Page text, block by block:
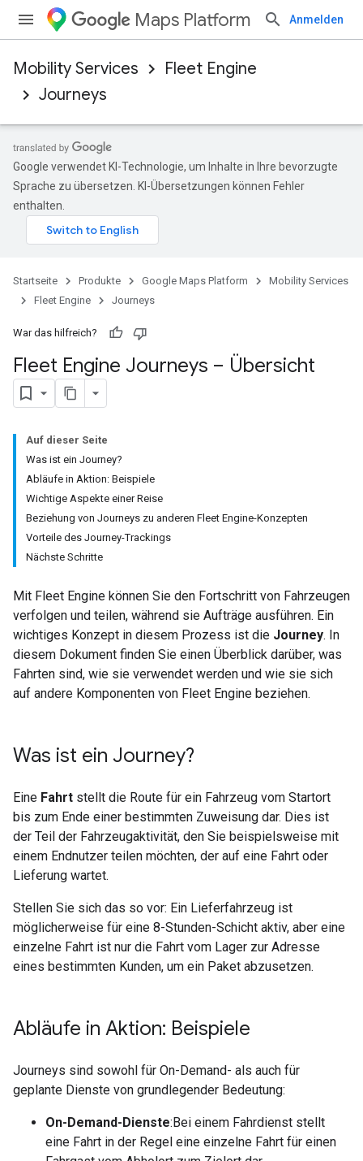
Maps Platform Anmelden
Mobility Services
Fleet Engine
Journeys
Google verwendet KI-Technologie, um Inhalte in Ihre bevorzugte
Sprache zu übersetzen. KI-Übersetzungen können Fehler
enthalten.
Startseite Produkte Google Maps Platform
Mobility Services
Fleet Engine
Journeys
War das hilfreich?
Fleet Engine Journeys – Übersicht
Auf dieser Seite
Was ist ein Journey?
Abläufe in Aktion: Beispiele
Wichtige Aspekte einer Reise
Beziehung von Journeys zu anderen Fleet Engine-Konzepten
Vorteile des Journey-Trackings
Nächste Schritte
Mit Fleet Engine können Sie den Fortschritt von Fahrzeugen
verfolgen und teilen, während sie Aufträge ausführen. Ein
wichtiges Konzept in diesem Prozess ist die Journey. In
diesem Dokument finden Sie einen Überblick darüber, was
Fahrten sind, wie sie verwendet werden und wie sie sich
auf andere Komponenten von Fleet Engine beziehen.
Was ist ein Journey?
Eine Fahrt stellt die Route für ein Fahrzeug vom Startort
bis zum Ende einer bestimmten Zuweisung dar. Dies ist
der Teil der Fahrzeugaktivität, den Sie beispielsweise mit
einem Endnutzer teilen möchten, der auf eine Fahrt oder
Lieferung wartet.
Stellen Sie sich das so vor: Ein Lieferfahrzeug ist
möglicherweise für eine 8-Stunden-Schicht aktiv, aber eine
einzelne Fahrt ist nur die Fahrt vom Lager zur Adresse
eines bestimmten Kunden, um ein Paket abzusetzen.
Abläufe in Aktion: Beispiele
Journeys sind sowohl für On-Demand- als auch für
geplante Dienste von grundlegender Bedeutung:
On-Demand-Dienste:Bei einem Fahrdienst stellt
eine Fahrt in der Regel eine einzelne Fahrt für einen